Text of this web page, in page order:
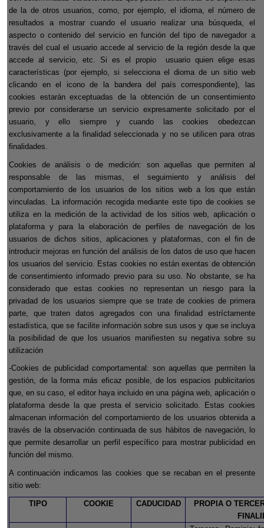
de la de otros usuarios, como, por ejemplo, el idioma, el número de
resultados a mostrar cuando el usuario realizar una búsqueda, el
aspecto o contenido del servicio en función del tipo de navegador a
través del cual el usuario accede al servicio de la región desde la que
accede al servicio, etc. Si es el propio
usuario quien elige esas
características (por ejemplo, si selecciona el dioma de un sitio web
clicando en el icono de la bandera del país correspondiente), las
cookies estarán exceptuadas de la obtención de un consentimiento
previo por considerarse un servicio expresamente solicitado por el
usuario, y ello siempre y cuando las cookies obedezcan
exclusivamente a la finalidad seleccionada y no se utilicen para otras
finalidades.
Cookies de análisis o de medición: son aquellas que permiten al
responsable de las mismas, el seguimiento y análisis del
comportamiento de los usuarios de los sitios web a los que están
vinculadas. La información recogida mediante este tipo de cookies se
utiliza en la medición de la actividad de los sitios web, aplicación o
plataforma y para la elaboración de perfiles de navegación de los
usuarios de dichos sitios, aplicaciones y plataformas, con el fin de
introducir mejoras en función del análisis de los datos de uso que hacen
los usuarios del servicio. Estas cookies no están exentas de obtención
de consentimiento informado previo para su uso. No obstante, se ha
considerado que estas cookies no representan un riesgo para la
privadad de los usuarios siempre que se trate de cookies de primera
parte, que traten datos agregados con una finalidad estríctamente
estadística, que se facilite información sobre sus usos y que se incluya
la posibilidad de que los usuarios manifiesten su negativa sobre su
utilización
-Cookies de publicidad comportamental: son aquellas que permiten la
gestión, de la forma más eficaz posible, de los espacios publicitarios
que, en su caso, el editor haya incluido en una página web, aplicación o
plataforma desde la que presta el servicio solicitado. Estas cookies
almacenan información del comportamiento de los usuarios obtenida a
través de la observación continuada de sus hábitos de navegación, lo
que permite desarrollar un perfil específico para mostrar publicidad en
función del mismo.
A continuación indicamos las cookies que se recaban en el presente
sitio web:
TIPO COOKIE CADUCIDAD
PROPIA O